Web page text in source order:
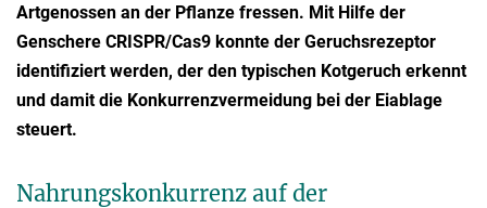
Artgenossen an der Pflanze fressen. Mit Hilfe der
Genschere CRISPR/Cas9 konnte der Geruchsrezeptor
identifiziert werden, der den typischen Kotgeruch erkennt
und damit die Konkurrenzvermeidung bei der Eiablage
steuert.
Nahrungskonkurrenz auf der